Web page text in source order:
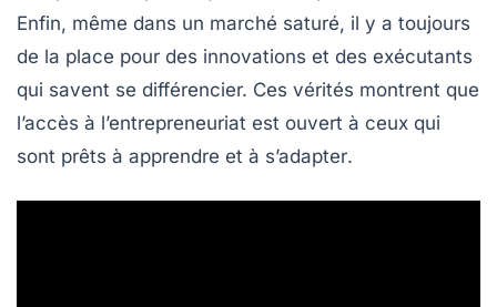
Enfin, même dans un marché saturé, il y a toujours
de la place pour des innovations et des exécutants
qui savent se différencier. Ces vérités montrent que
l’accès à l’entrepreneuriat est ouvert à ceux qui
sont prêts à apprendre et à s’adapter.